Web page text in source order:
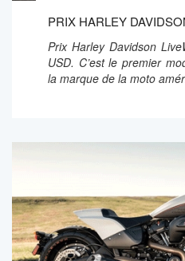
PRIX HARLEY
Prix Harley Davidson
USD. C’est le premier
la marque de la moto